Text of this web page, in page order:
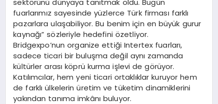
sektörünü dünyaya tanıtmak oldu. Bugün
fuarlarımız sayesinde yüzlerce Türk firması farklı
pazarlara ulaşabiliyor. Bu benim için en büyük gurur
kaynağı” sözleriyle hedefini özetliyor.
Bridgexpo’nun organize ettiği Intertex fuarları,
sadece ticari bir buluşma değil aynı zamanda
kültürler arası köprü kurma işlevi de görüyor.
Katılımcılar, hem yeni ticari ortaklıklar kuruyor hem
de farklı ülkelerin üretim ve tüketim dinamiklerini
yakından tanıma imkânı buluyor.